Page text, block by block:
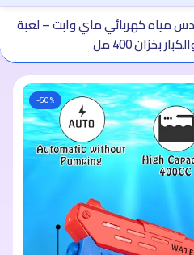
مياه كهربائي ماي وابت – لعبة
بخزان 400 مل
-50%